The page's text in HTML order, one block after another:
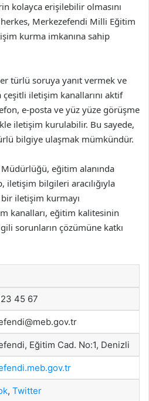
kolayca erişilebilir olmasını
Merkezefendi Milli Eğitim
kurma imkanına sahip
türlü soruya yanıt vermek ve
iletişim kanallarını aktif
e-posta ve yüz yüze görüşme
iletişim kurulabilir. Bu sayede,
bilgiye ulaşmak mümkündür.
eğitim alanında
iletişim bilgileri aracılığıyla
iletişim kurmayı
kanalları, eğitim kalitesinin
sorunların çözümüne katkı
45 67
Eğitim Cad. No:1, Denizli
, Twitter